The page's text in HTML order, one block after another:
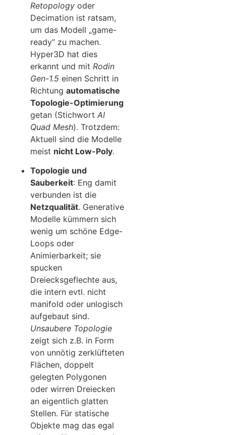
Retopology oder
Decimation ist ratsam,
um das Modell „game-
ready“ zu machen.
Hyper3D hat dies
erkannt und mit Rodin
Gen-1.5 einen Schritt in
Richtung automatische
Topologie-Optimierung
getan (Stichwort AI
Quad Mesh). Trotzdem:
Aktuell sind die Modelle
meist nicht Low-Poly.
Topologie und
Sauberkeit: Eng damit
verbunden ist die
Netzqualität. Generative
Modelle kümmern sich
wenig um schöne Edge-
Loops oder
Animierbarkeit; sie
spucken
Dreiecksgeflechte aus,
die intern evtl. nicht
manifold oder unlogisch
aufgebaut sind.
Unsaubere Topologie
zeigt sich z.B. in Form
von unnötig zerklüfteten
Flächen, doppelt
gelegten Polygonen
oder wirren Dreiecken
an eigentlich glatten
Stellen. Für statische
Objekte mag das egal